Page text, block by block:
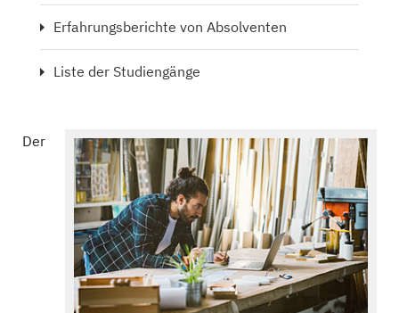
Erfahrungsberichte von Absolventen
Liste der Studiengänge
Der